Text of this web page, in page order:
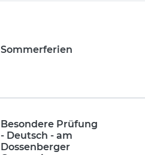
Sommerferien
Besondere Prüfung
- Deutsch - am
Dossenberger